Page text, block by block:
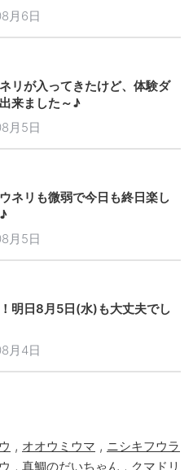
月6日
リが入ってきたけど、体験ダ
来ました～♪
月5日
ネリも微弱で今日も終日楽し
月5日
明日8月5日(水)も大丈夫でし
月4日
, オオウミウマ , ニシキフウラ
, 真鯛のだいちゃん , クマドリ